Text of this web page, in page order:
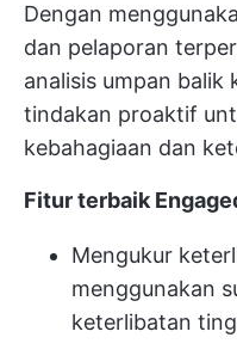
Dengan
dan pelaporan
analisis umpan balik
tindakan proaktif
kebahagiaan dan
Fitur terbaik
Mengukur
menggunakan
keterlibatan